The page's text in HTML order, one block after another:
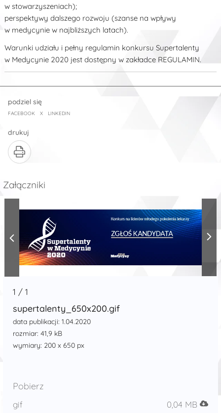
w stowarzyszeniach);
perspektywy dalszego rozwoju (szanse na wpływy
w medycynie w najbliższych latach).
Warunki udziału i pełny regulamin konkursu Supertalenty
w Medycynie 2020 jest dostępny w zakładce REGULAMIN.
podziel się
FACEBOOK X LINKEDIN
drukuj
Załączniki
1 /1
supertalenty_650x200.gif
data publikacji: 1.04.2020
rozmiar: 41,9 kB
wymiary: 200 x 650 px
Pobierz
gif 0,04 MB